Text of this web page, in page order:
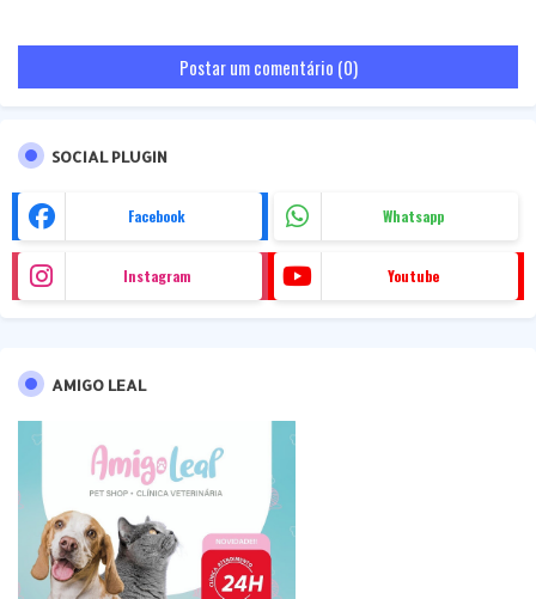
Postar um comentário (0)
SOCIAL PLUGIN
Facebook Whatsapp
Instagram Youtube
AMIGO LEAL